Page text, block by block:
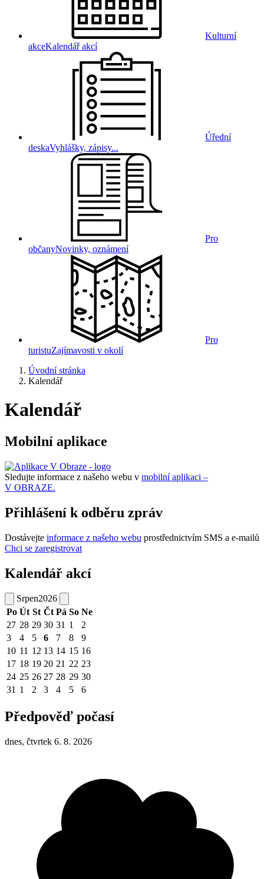
Kulturní
akceKalendář akcí
Úřední
deskaVyhlášky, zápisy...
Pro
občanyNovinky, oznámení
Pro
turistuZajímavosti v okolí
Úvodní stránka
Kalendář
Kalendář
Mobilní aplikace
Sledujte informace z našeho webu v mobilní aplikaci –
V OBRAZE.
Přihlášení k odběru zpráv
Dostávejte informace z našeho webu prostřednictvím SMS a e-mailů
Chci se zaregistrovat
Kalendář akcí
Srpen2026
Po Út St Čt Pá So Ne
27 28 29 30 31 1
2
3
4 5 6 7 8
9
10 11 12 13 14 15 16
17 18 19 20 21 22 23
24 25 26 27 28 29 30
31 1 2 3 4 5 6
Předpověď počasí
dnes, čtvrtek 6. 8. 2026